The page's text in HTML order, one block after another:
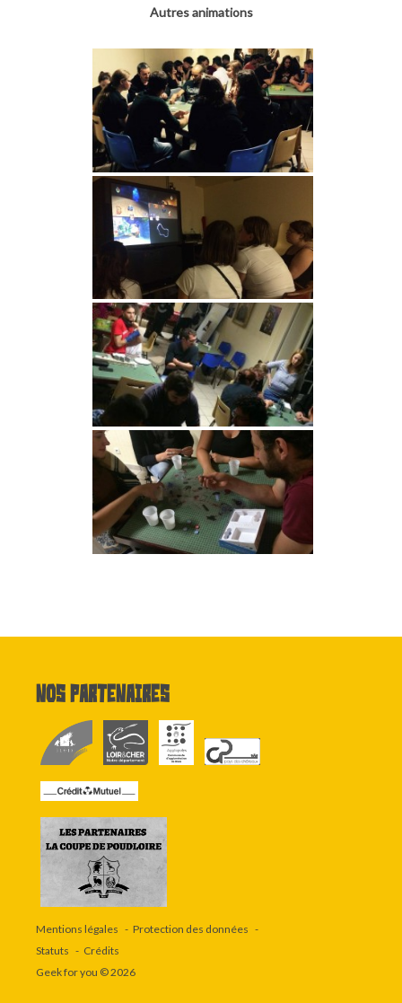
Autres animations
Nos partenaires
Mentions légales
Protection des données
Statuts
Crédits
Geek for you © 2026